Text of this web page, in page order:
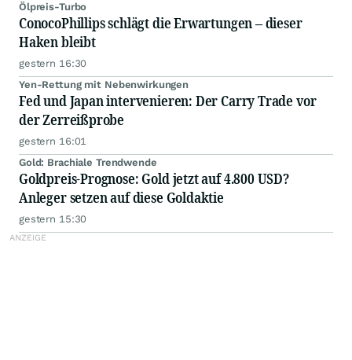
Ölpreis-Turbo
ConocoPhillips schlägt die Erwartungen – dieser
Haken bleibt
gestern 16:30
Yen-Rettung mit Nebenwirkungen
Fed und Japan intervenieren: Der Carry Trade vor
der Zerreißprobe
gestern 16:01
Gold: Brachiale Trendwende
Goldpreis-Prognose: Gold jetzt auf 4.800 USD?
Anleger setzen auf diese Goldaktie
gestern 15:30